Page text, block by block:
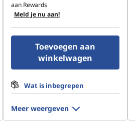
aan Rewards
Meld je nu aan!
Toevoegen aan
winkelwagen
Wat is inbegrepen
Meer weergeven